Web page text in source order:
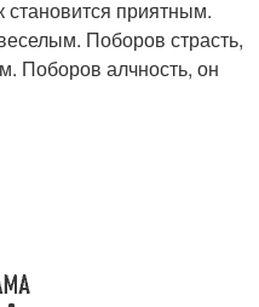
становится приятным.
Поборов страсть,
Поборов алчность, он